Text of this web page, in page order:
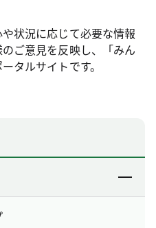
状況に応じて必要な情報
ご意見を反映し、「みん
タルサイトです。